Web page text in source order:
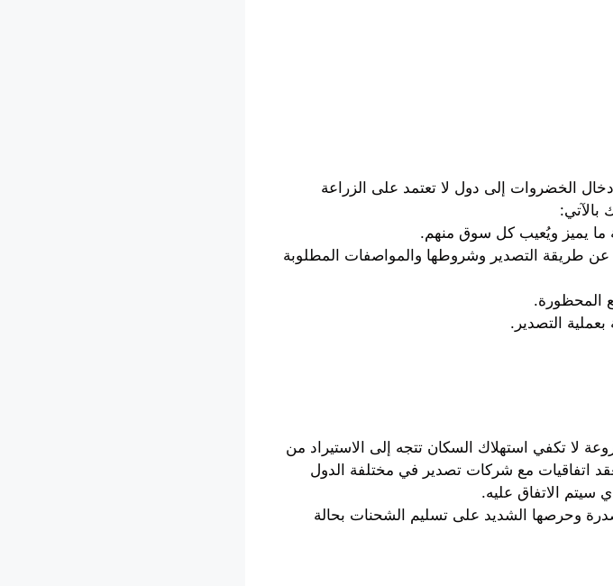
الخضروات إلى دول لا تعتمد على الزراعة
ما يميز ويُعيب كل سوق منهم.
عن طريقة التصدير وشروطها والمواصفات المطلوبة
المحظورة.
التصدير.
لا تكفي استهلاك السكان تتجه إلى الاستيراد من
اتفاقيات مع شركات تصدير في مختلفة الدول
سيتم الاتفاق عليه.
وحرصها الشديد على تسليم الشحنات بحالة